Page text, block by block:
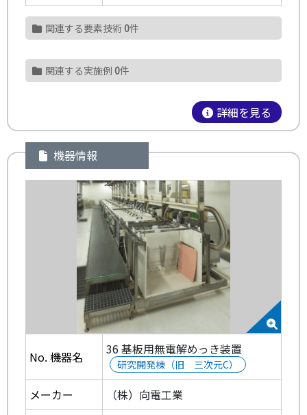
関連する要素技術0件
関連する実施例 0件
詳細を見る
機器情報
No. 機器名 36 基板用無電解めっき装置
研究開発棟（旧 三次元C）
メーカー
（株）向電工業